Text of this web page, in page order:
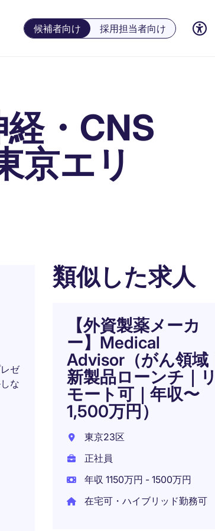
候補者向け 採用担当者向け
経・CNS
京エリ
ゼ
な
類似した求人
【外資製薬メーカ
ー】Medical
Advisor（がん領域｜
新製品ローンチ｜リ
モート可｜年収〜
1,500万円）
東京23区
正社員
年収 1150万円 - 1500万円
在宅可・ハイブリッド勤務可